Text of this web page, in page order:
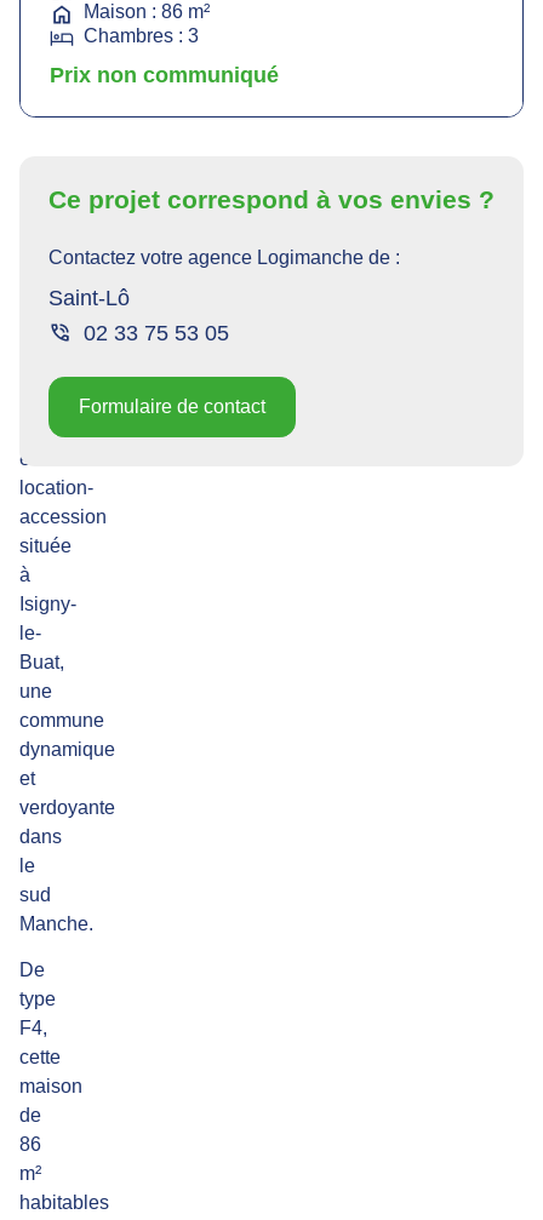
Maison : 86 m²
Chambres : 3
Prix non communiqué
de
l'annonce
cette
maison
neuve
en
location-
accession
située
à
Isigny-
le-
Buat,
une
commune
dynamique
et
verdoyante
dans
le
sud
Manche.
De
type
F4,
cette
maison
de
86
m²
habitables
Ce projet correspond à vos envies ?
Contactez votre agence Logimanche de :
Saint-Lô
02 33 75 53 05
Formulaire de contact